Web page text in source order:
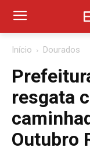
Início Dourados
resgata
Outubro